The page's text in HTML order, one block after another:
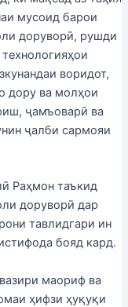
мусоид барои
доруворӣ, рушди
воридот,
дору ва молҳои
ҷамъоварӣ ва
ҷалби сармояи
Раҳмон таъкид
доруворӣ дар
тавлидгари ин
бояд кард.
маориф ва
ҳифзи ҳуқуқи